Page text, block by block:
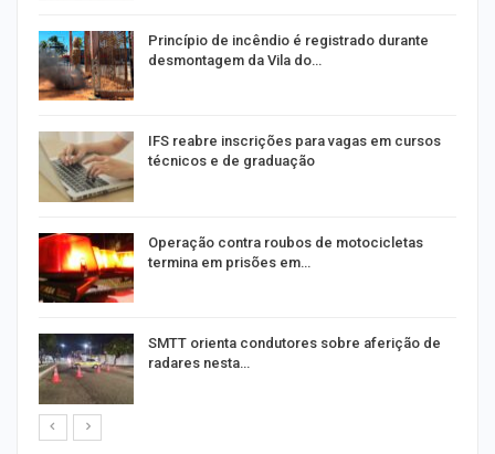
Princípio de incêndio é registrado durante
desmontagem da Vila do…
IFS reabre inscrições para vagas em cursos
técnicos e de graduação
Operação contra roubos de motocicletas
termina em prisões em…
SMTT orienta condutores sobre aferição de
radares nesta…